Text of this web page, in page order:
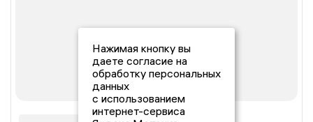
Нажимая кнопку вы
даете согласие на
обработку персональных
данных
с использованием
интернет-сервиса